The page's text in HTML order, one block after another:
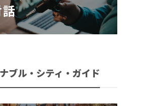
ブル・シティ・ガイド